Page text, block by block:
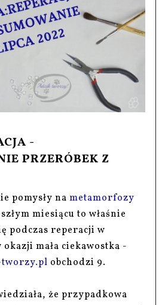
-
PRZERÓBEK Z
pomysły nametamorfozy
miesiącu to właśnie
podczas reperacji w
mała ciekawostka -
obchodzi 9.
że przypadkowa